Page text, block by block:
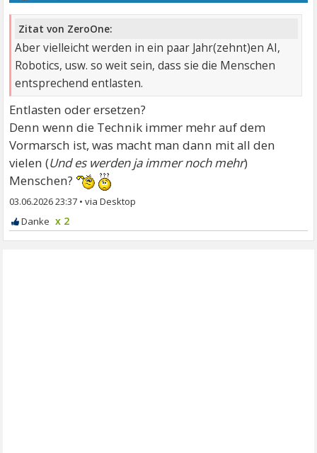
Zitat von ZeroOne:
Aber vielleicht werden in ein paar Jahr(zehnt)en AI,
Robotics, usw. so weit sein, dass sie die Menschen
entsprechend entlasten.
Entlasten oder ersetzen?
Denn wenn die Technik immer mehr auf dem
Vormarsch ist, was macht man dann mit all den
vielen (Und es werden ja immer noch mehr)
Menschen?
03.06.2026 23:37 •
x 2